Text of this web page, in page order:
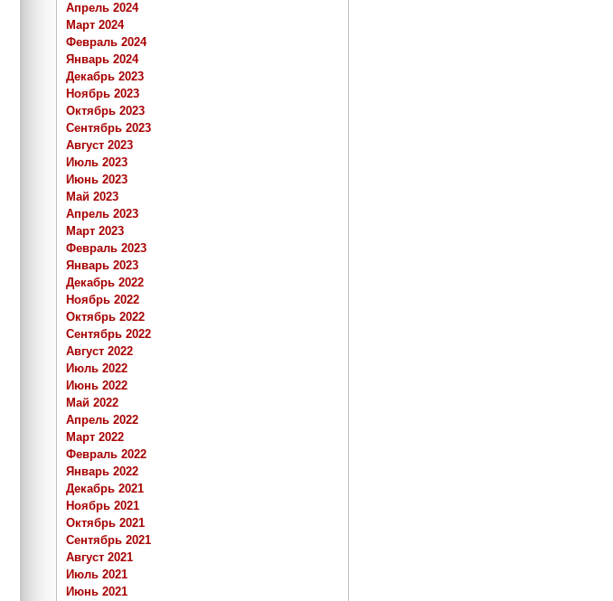
Апрель 2024
Март 2024
Февраль 2024
Январь 2024
Декабрь 2023
Ноябрь 2023
Октябрь 2023
Сентябрь 2023
Август 2023
Июль 2023
Июнь 2023
Май 2023
Апрель 2023
Март 2023
Февраль 2023
Январь 2023
Декабрь 2022
Ноябрь 2022
Октябрь 2022
Сентябрь 2022
Август 2022
Июль 2022
Июнь 2022
Май 2022
Апрель 2022
Март 2022
Февраль 2022
Январь 2022
Декабрь 2021
Ноябрь 2021
Октябрь 2021
Сентябрь 2021
Август 2021
Июль 2021
Июнь 2021